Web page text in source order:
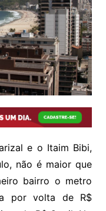
e o Itaim Bibi,
não é maior que
bairro o metro
por volta de R$